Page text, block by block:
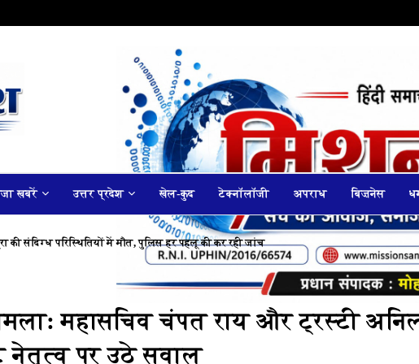
खबरें उत्तर प्रदेश खेल-कुद टेक्नॉलॉजी अपराध बिज़नेस
की संदिग्ध परिस्थितियों में मौत, पुलिस हर पहलू की कर रही जांच
महासचिव चंपत राय और ट्रस्टी
नेतृत्व पर उठे सवाल